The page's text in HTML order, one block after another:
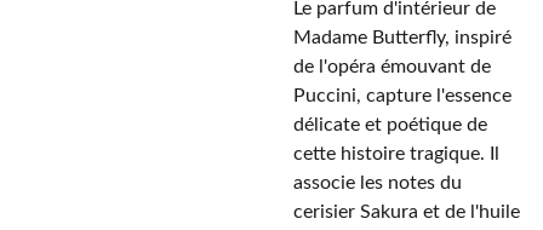
Le parfum d'intérieur de
Madame Butterfly, inspiré
de l'opéra émouvant de
Puccini, capture l'essence
délicate et poétique de
cette histoire tragique. Il
associe les notes du
cerisier Sakura et de l'huile